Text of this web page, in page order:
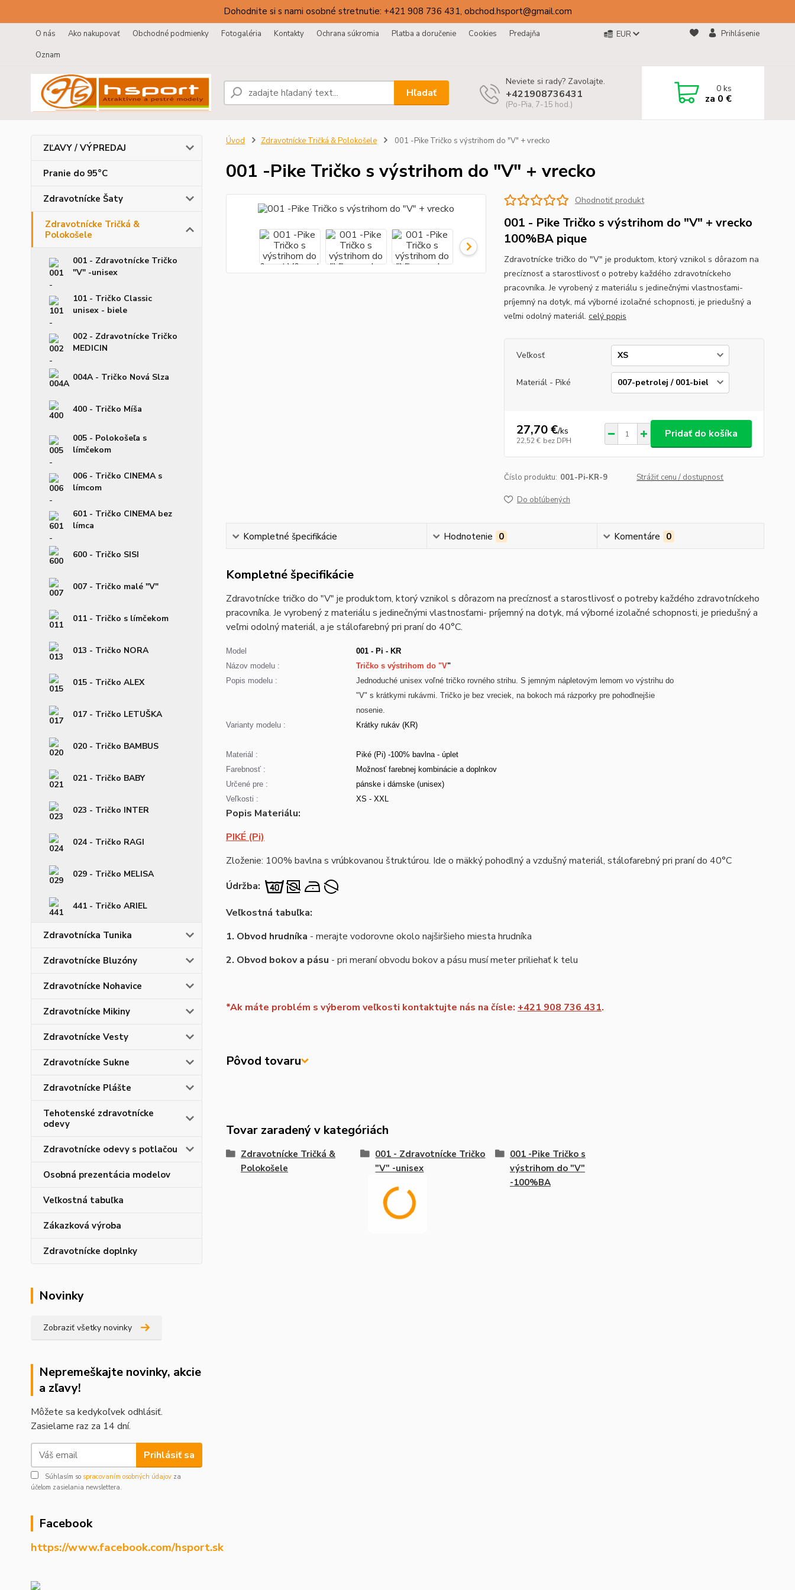
Dohodnite si s nami osobné stretnutie: +421 908 736 431, obchod.hsport@gmail.com
O nás Ako nakupovať Obchodné podmienky Fotogaléria Kontakty Ochrana súkromia Platba a doručenie Cookies
Predajňa
Oznam
EUR Prihlásenie
Hľadať
Neviete si rady? Zavolajte.
+421908736431
(Po-Pia, 7-15 hod.)
0ks
za 0 €
ZĽAVY / VÝPREDAJ
Pranie do 95°C
Zdravotnícke Šaty
Zdravotnícke Tričká &
Polokošele
001 - Zdravotnícke Tričko
"V" -unisex
101 - Tričko Classic
unisex - biele
002 - Zdravotnícke Tričko
MEDICIN
004A - Tričko Nová Slza
400 - Tričko Míša
005 - Polokošeľa s
límčekom
006 - Tričko CINEMA s
límcom
601 - Tričko CINEMA bez
límca
600 - Tričko SISI
007 - Tričko malé "V"
011 - Tričko s límčekom
013 - Tričko NORA
015 - Tričko ALEX
017 - Tričko LETUŠKA
020 - Tričko BAMBUS
021 - Tričko BABY
023 - Tričko INTER
024 - Tričko RAGI
029 - Tričko MELISA
441 - Tričko ARIEL
Zdravotnícka Tunika
Zdravotnícke Bluzóny
Zdravotnícke Nohavice
Zdravotnícke Mikiny
Zdravotnícke Vesty
Zdravotnícke Sukne
Zdravotnícke Plášte
Tehotenské zdravotnícke
odevy
Zdravotnícke odevy s potlačou
Osobná prezentácia modelov
Veľkostná tabuľka
Zákazková výroba
Zdravotnícke doplnky
Novinky
Zobraziť všetky novinky
Nepremeškajte novinky, akcie
a zľavy!
Môžete sa kedykoľvek odhlásiť.
Zasielame raz za 14 dní.
Prihlásiť sa
Súhlasím so spracovaním osobných údajov za
účelom zasielania newslettera.
Facebook
https://www.facebook.com/hsport.sk
Úvod Zdravotnícke Tričká & Polokošele 001 -Pike Tričko s výstrihom do "V" + vrecko
001 -Pike Tričko s výstrihom do "V" + vrecko
Ohodnotiť produkt
001 - Pike Tričko s výstrihom do "V" + vrecko
100%BA pique
Zdravotnícke tričko do "V" je produktom, ktorý vznikol s dôrazom na
precíznosť a starostlivosť o potreby každého zdravotníckeho
pracovníka. Je vyrobený z materiálu s jedinečnými vlastnosťami-
príjemný na dotyk, má výborné izolačné schopnosti, je priedušný a
veľmi odolný materiál. celý popis
Veľkosť
Materiál - Piké
27,70 €/ks
22,52 € bez DPH
Pridať do košíka
Číslo produktu: 001-Pi-KR-9 Strážiť cenu / dostupnosť
Do obľúbených
Kompletné špecifikácie Hodnotenie 0 Komentáre 0
Kompletné špecifikácie
Zdravotnícke tričko do "V" je produktom, ktorý vznikol s dôrazom na precíznosť a starostlivosť o potreby každého zdravotníckeho
pracovníka. Je vyrobený z materiálu s jedinečnými vlastnosťami- príjemný na dotyk, má výborné izolačné schopnosti, je priedušný a
veľmi odolný materiál, a je stálofarebný pri praní do 40°C.
Model
001 - Pi - KR
Názov modelu :
Tričko s výstrihom do "V"
Popis modelu :
Jednoduché unisex voľné tričko rovného strihu. S jemným nápletovým lemom vo výstrihu do
"V" s krátkymi rukávmi. Tričko je bez vreciek, na bokoch má rázporky pre pohodlnejšie
nosenie.
Varianty modelu :
Krátky rukáv (KR)
Materiál :
Piké (Pi) -100% bavlna - úplet
Farebnosť :
Možnosť farebnej kombinácie a doplnkov
Určené pre :
pánske i dámske (unisex)
Veľkosti :
XS - XXL
Popis Materiálu:
PIKÉ (Pi)
Zloženie: 100% bavlna s vrúbkovanou štruktúrou. Ide o mäkký pohodlný a vzdušný materiál, stálofarebný pri praní do 40°C
Údržba:
Veľkostná tabuľka:
1. Obvod hrudníka - merajte vodorovne okolo najširšieho miesta hrudníka
2. Obvod bokov a pásu - pri meraní obvodu bokov a pásu musí meter priliehať k telu
*Ak máte problém s výberom veľkosti kontaktujte nás na čísle: +421 908 736 431.
Pôvod tovaru
Tovar zaradený v kategóriách
Zdravotnícke Tričká &
Polokošele
001 - Zdravotnícke Tričko
"V" -unisex
001 -Pike Tričko s
výstrihom do "V"
-100%BA